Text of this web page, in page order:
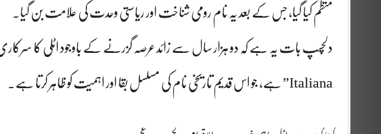
منظم کیا گیا، جس کے بعد یہ نام رومی شناخت اور ریاستی وحدت کی علامت بن گیا۔
Italiana” ہے، جو اس قدیم تاریخی نام کی مسلسل بقا اور اہمیت کو ظاہر کرتا ہے۔